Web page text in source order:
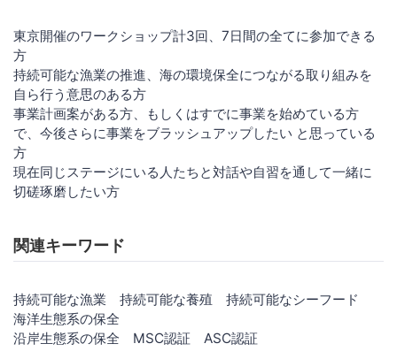
東京開催のワークショップ計3回、7日間の全てに参加できる
方
持続可能な漁業の推進、海の環境保全につながる取り組みを
自ら行う意思のある方
事業計画案がある方、もしくはすでに事業を始めている方
で、今後さらに事業をブラッシュアップしたい と思っている
方
現在同じステージにいる人たちと対話や自習を通して一緒に
切磋琢磨したい方
関連キーワード
持続可能な漁業 持続可能な養殖 持続可能なシーフード
海洋生態系の保全
沿岸生態系の保全 MSC認証 ASC認証